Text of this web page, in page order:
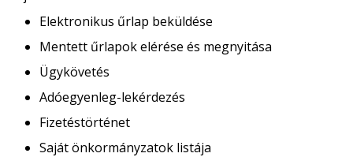
Elektronikus űrlap beküldése
Mentett űrlapok elérése és megnyitása
Ügykövetés
Adóegyenleg-lekérdezés
Fizetéstörténet
Saját önkormányzatok listája